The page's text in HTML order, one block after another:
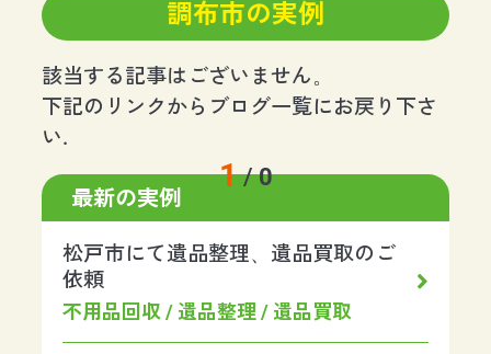
調布市の実例
該当する記事はございません。
下記のリンクからブログ一覧にお戻り下さ
い.
1/0
最新の実例
松戸市にて遺品整理、遺品買取のご
依頼
不用品回収 / 遺品整理 / 遺品買取